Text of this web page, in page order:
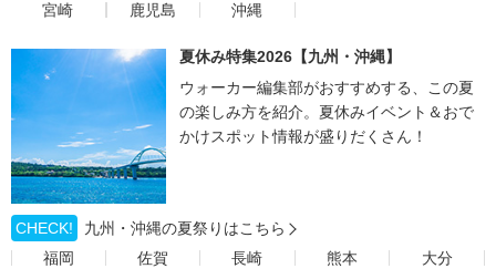
宮崎
鹿児島 沖縄
夏休み特集2026【九州・沖縄】
ウォーカー編集部がおすすめする、この夏
の楽しみ方を紹介。夏休みイベント＆おで
かけスポット情報が盛りだくさん！
CHECK!
九州・沖縄の夏祭りはこちら
福岡
佐賀 長崎 熊本
大分